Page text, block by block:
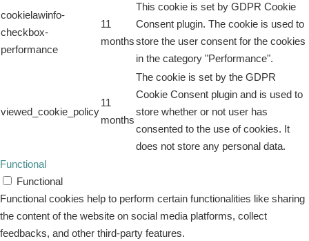
cookielawinfo-
checkbox-
performance
11
months
This cookie is set by GDPR Cookie
Consent plugin. The cookie is used to
store the user consent for the cookies
in the category "Performance".
viewed_cookie_policy
11
months
The cookie is set by the GDPR
Cookie Consent plugin and is used to
store whether or not user has
consented to the use of cookies. It
does not store any personal data.
Functional
Functional
Functional cookies help to perform certain functionalities like sharing
the content of the website on social media platforms, collect
feedbacks, and other third-party features.